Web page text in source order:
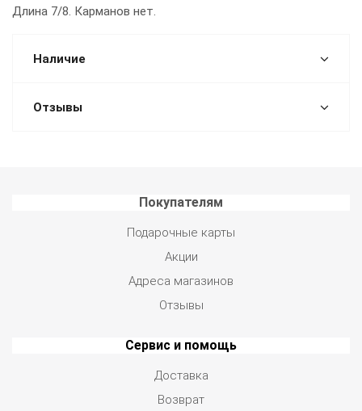
Длина 7/8. Карманов нет.
Наличие
Отзывы
Покупателям
Подарочные карты
Акции
Адреса магазинов
Отзывы
Сервис и помощь
Доставка
Возврат